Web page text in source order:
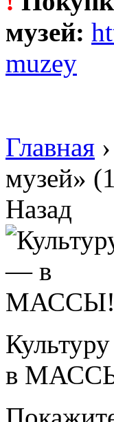
музей:
muzey
Главная ›
музей»
Назад
в